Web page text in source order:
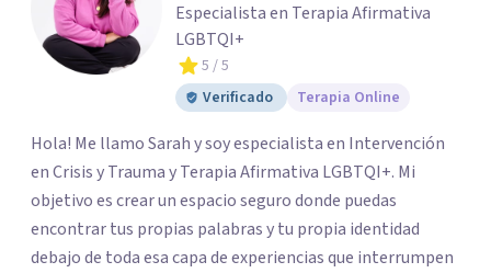
Especialista en Terapia Afirmativa
LGBTQI+
5 / 5
Verificado
Terapia Online
Hola! Me llamo Sarah y soy especialista en Intervención
en Crisis y Trauma y Terapia Afirmativa LGBTQI+. Mi
objetivo es crear un espacio seguro donde puedas
encontrar tus propias palabras y tu propia identidad
debajo de toda esa capa de experiencias que interrumpen